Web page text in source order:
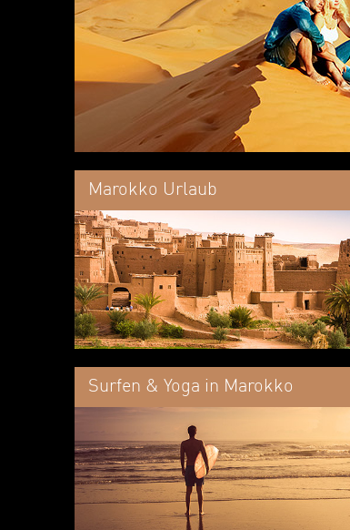
Marokko Urlaub
Surfen & Yoga in Marokko